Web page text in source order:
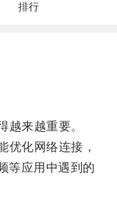
排行
来越重要。
化网络连接，
等应用中遇到的